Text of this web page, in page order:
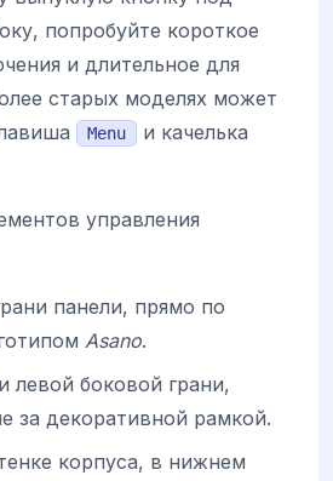
попробуйте короткое
и длительное для
старых моделях может
Menu
и качелька
управления
панели, прямо по
Asano.
левой боковой грани,
за декоративной рамкой.
корпуса, в нижнем